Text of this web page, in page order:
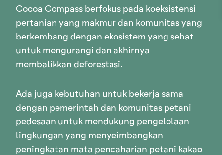
Cocoa Compass berfokus pada koeksistensi
pertanian yang makmur dan komunitas yang
berkembang dengan ekosistem yang sehat
untuk mengurangi dan akhirnya
membalikkan deforestasi.
Ada juga kebutuhan untuk bekerja sama
dengan pemerintah dan komunitas petani
pedesaan untuk mendukung pengelolaan
lingkungan yang menyeimbangkan
peningkatan mata pencaharian petani kakao